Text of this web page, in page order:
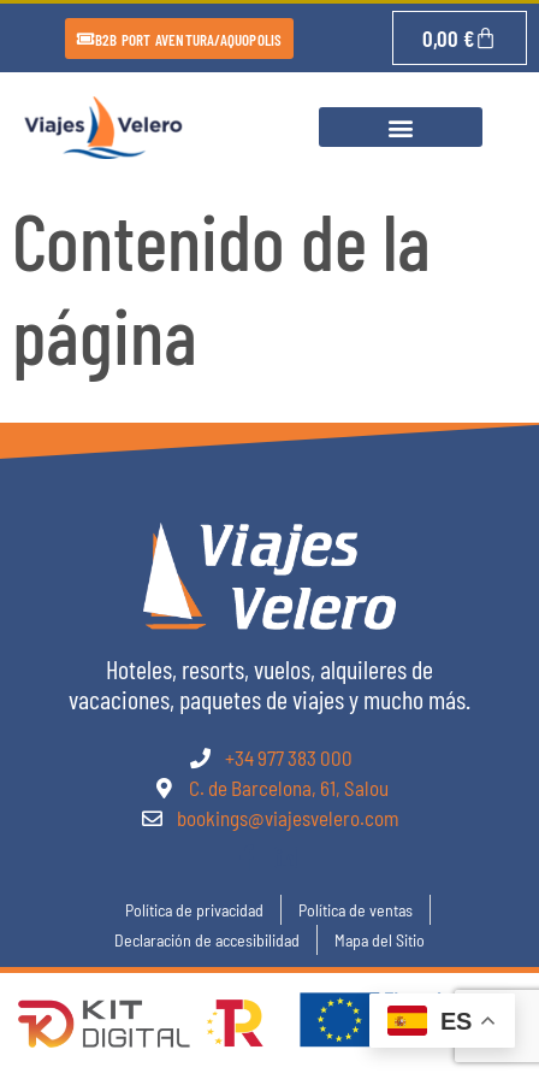
B2B PORT AVENTURA/AQUOPOLIS 0,00 €
Contenido de la
página
Hoteles, resorts, vuelos, alquileres de
vacaciones, paquetes de viajes y mucho más.
+34 977 383 000
C. de Barcelona, 61, Salou
bookings@viajesvelero.com
Política de privacidad
Política de ventas
Declaración de accesibilidad
Mapa del Sitio
ES